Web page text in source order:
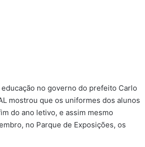
no governo do prefeito Carlo
mostrou que os uniformes dos alunos
do ano letivo, e assim mesmo
no Parque de Exposições, os